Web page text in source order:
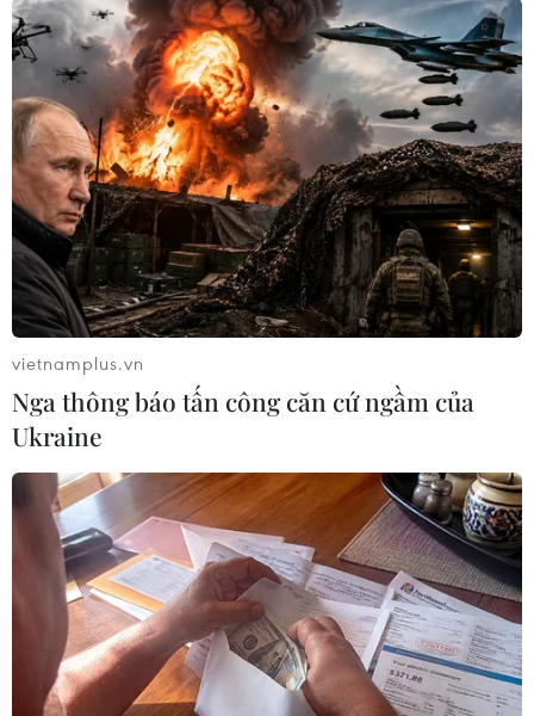
#Futsal Việt Nam
#Futsal Nhật Bản
#Futsal châu Á 2022
#Tranh vé tứ kết Nhật Bản
Theo dõi VietnamPlus
TIN LIÊN QUAN
vietnamplus.vn
Nga thông báo tấn công căn cứ ngầm của
Ukraine